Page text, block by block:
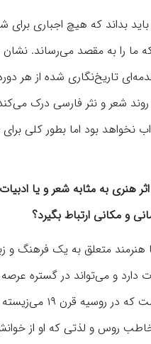
بداند که هیچ اجباری برای
را به مقصد می‌رساند. نشان
تاریخ‌نگاری شده از
روند شعر و نثر فارسی درک
نخواهد بود اما بطور کلی
هنری به مثابه شعر و یا
و مکانی ارتباط بگیرد؟
هنرمند متعلق به یک فرهنگ
دارد و می‌تواند در گستره
مورد
روس و لذتی که او از